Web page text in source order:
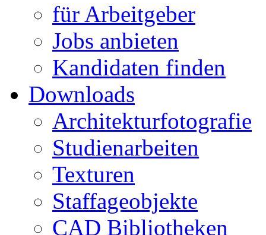
für Arbeitgeber
Jobs anbieten
Kandidaten finden
Downloads
Architekturfotografie
Studienarbeiten
Texturen
Staffageobjekte
CAD Bibliotheken